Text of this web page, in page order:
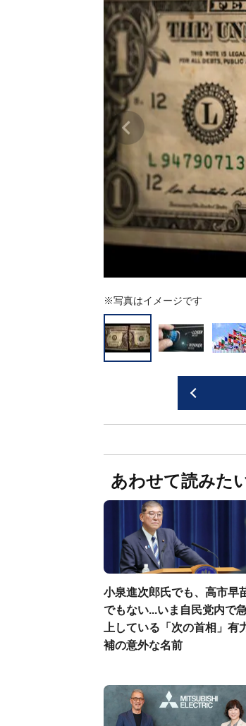
※写真はイメージです
あわせて読みた
小泉進次郎氏でも、高市早
でもない...いま自民党内で
上している「次の首相」有
補の意外な名前